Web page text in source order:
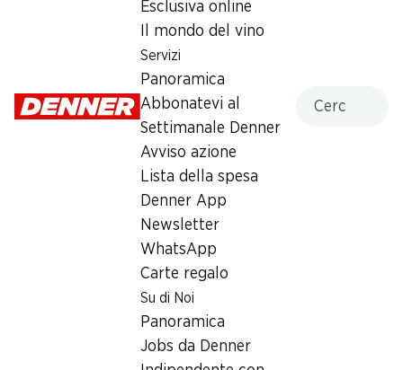
Esclusiva online
Il mondo del vino
Servizi
Panoramica
Abbonatevi al
Settimanale Denner
Avviso azione
Lista della spesa
Denner App
Newsletter
WhatsApp
Carte regalo
Su di Noi
Panoramica
Jobs da Denner
1102879
Con la newsletter di Denner si rimane sempre aggiornati. Si